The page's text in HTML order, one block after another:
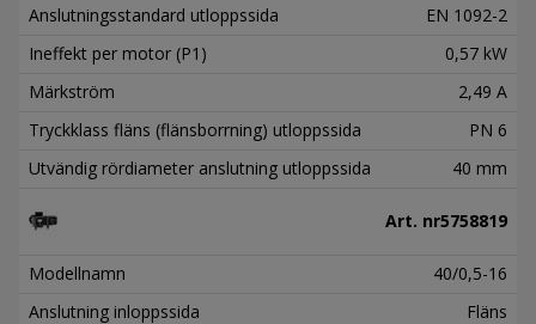
Anslutningsstandard utloppssida
EN 1092-2
Ineffekt per motor (P1)
0,57 kW
Märkström
2,49 A
Tryckklass fläns (flänsborrning) utloppssida
PN 6
Utvändig rördiameter anslutning utloppssida
40 mm
Art. nr5758819
Modellnamn
40/0,5-16
Anslutning inloppssida
Fläns